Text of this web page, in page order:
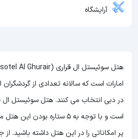
آرایشگاه
امارات است که سالانه تعدادی از
است و با توجه به 5 ستاره بودن این هتل
پر امکاناتی را در این هتل داشته باشید. از